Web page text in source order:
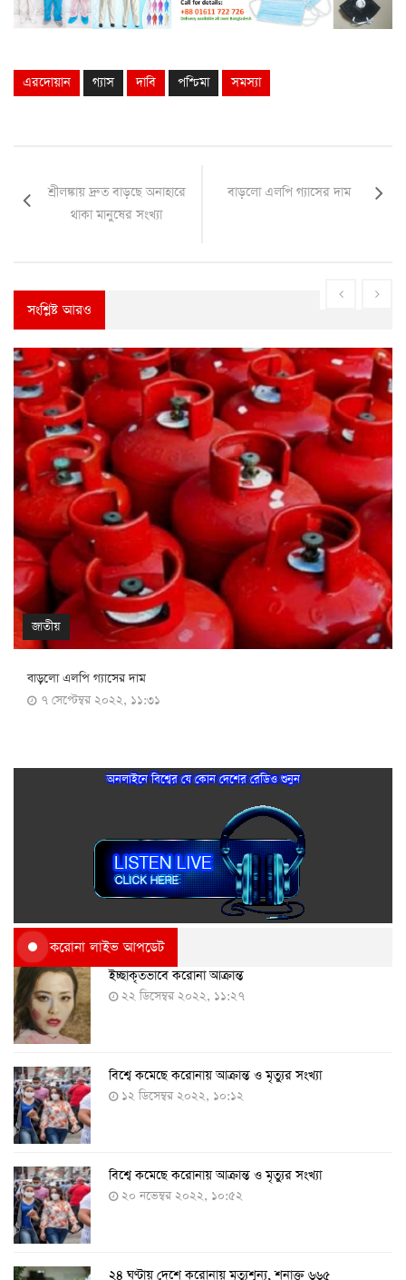
এরদোয়ান গ্যাস দাবি পশ্চিমা সমস্যা
শ্রীলঙ্কায় দ্রুত বাড়ছে অনাহারে
থাকা মানুষের সংখ্যা
বাড়লো এলপি গ্যাসের দাম
সংশ্লিষ্ট আরও
জাতীয়
বাড়লো এলপি গ্যাসের দাম
৭ সেপ্টেম্বর ২০২২, ১১:৩১
অনলাইনে বিশ্বের যে কোন দেশের রেডিও শুনুন
করোনা লাইভ আপডেট
ইচ্ছাকৃতভাবে করোনা আক্রান্ত
২২ ডিসেম্বর ২০২২, ১১:২৭
বিশ্বে কমেছে করোনায় আক্রান্ত ও মৃত্যুর সংখ্যা
১২ ডিসেম্বর ২০২২, ১০:১২
বিশ্বে কমেছে করোনায় আক্রান্ত ও মৃত্যুর সংখ্যা
২০ নভেম্বর ২০২২, ১০:৫২
২৪ ঘণ্টায় দেশে করোনায় মৃত্যুশূন্য, শনাক্ত ৬৬৫